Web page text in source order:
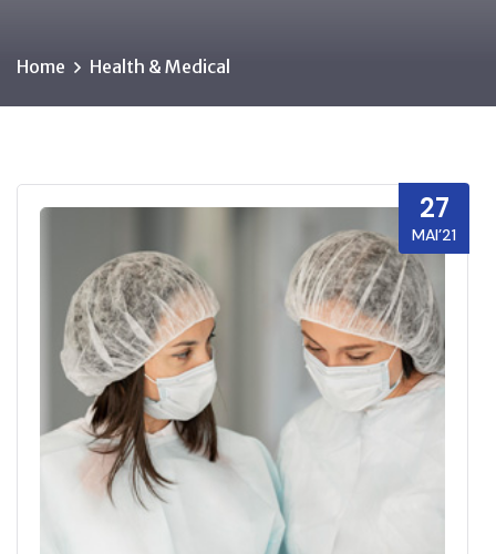
Home Health & Medical
27
MAI’21